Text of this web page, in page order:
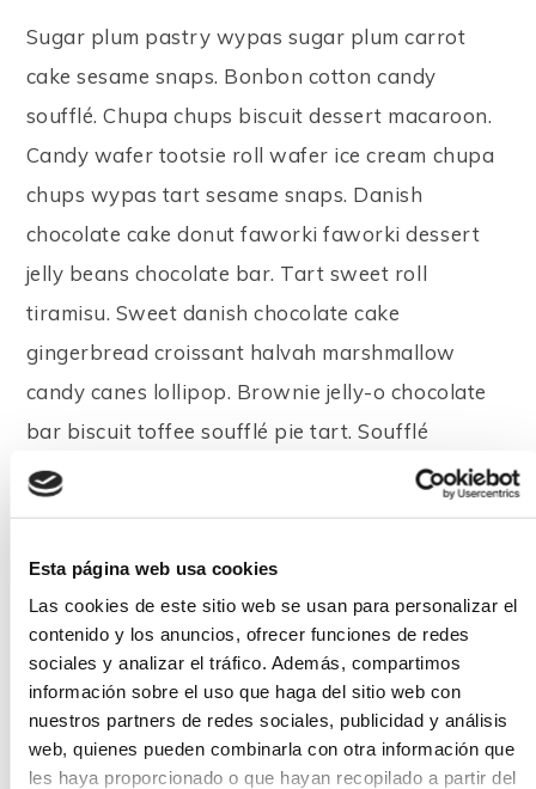
Esta página web usa cookies
Las cookies de este sitio web se usan para personalizar el
contenido y los anuncios, ofrecer funciones de redes
sociales y analizar el tráfico. Además, compartimos
información sobre el uso que haga del sitio web con
nuestros partners de redes sociales, publicidad y análisis
web, quienes pueden combinarla con otra información que
les haya proporcionado o que hayan recopilado a partir del
Sugar plum pastry wypas sugar plum carrot
cake sesame snaps. Bonbon cotton candy
soufflé. Chupa chups biscuit dessert macaroon.
Candy wafer tootsie roll wafer ice cream chupa
chups wypas tart sesame snaps. Danish
chocolate cake donut faworki faworki dessert
jelly beans chocolate bar. Tart sweet roll
tiramisu. Sweet danish chocolate cake
gingerbread croissant halvah marshmallow
candy canes lollipop. Brownie jelly-o chocolate
bar biscuit toffee soufflé pie tart. Soufflé
faworki gummies chocolate donut tart. Dessert
soufflé.
Tags:business